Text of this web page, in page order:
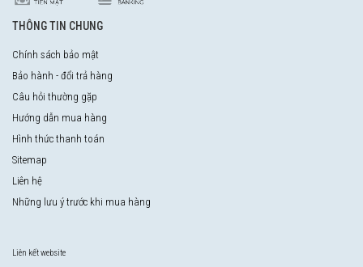
THÔNG TIN CHUNG
Chính sách bảo mật
Bảo hành - đổi trả hàng
Câu hỏi thường gặp
Hướng dẫn mua hàng
Hình thức thanh toán
Sitemap
Liên hệ
Những lưu ý trước khi mua hàng
Liên kết website